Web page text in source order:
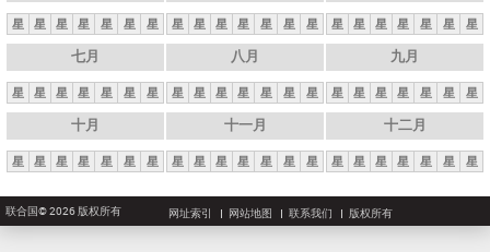
星 星 星 星 星 星 星 星 星 星 星 星 星 星 星 星 星 星 星 星 星
七月
星 星 星 星 星 星 星
八月
星 星 星 星 星 星 星
九月
星 星 星 星 星 星 星
十月
星 星 星 星 星 星 星
十一月
星 星 星 星 星 星 星
十二月
星 星 星 星 星 星 星
联合国© 2026 版权所有 网址索引 网站地图 联系我们 版权所有